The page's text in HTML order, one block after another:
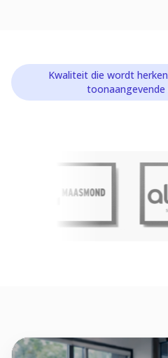
Kwaliteit die wordt
toonaangevende